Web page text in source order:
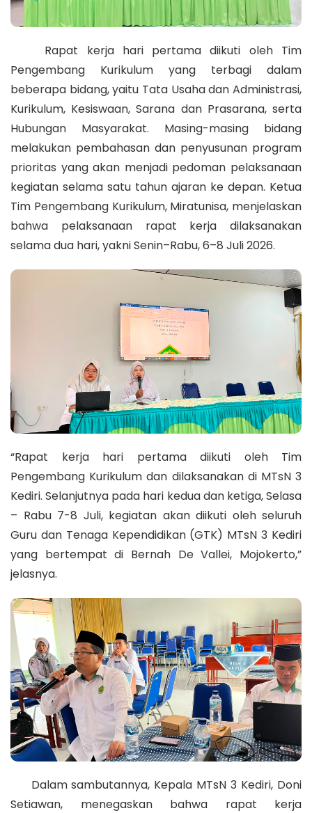
Rapat kerja hari pertama diikuti oleh Tim
Pengembang Kurikulum yang terbagi dalam
beberapa bidang, yaitu Tata Usaha dan Administrasi,
Kurikulum, Kesiswaan, Sarana dan Prasarana, serta
Hubungan Masyarakat. Masing-masing bidang
melakukan pembahasan dan penyusunan program
prioritas yang akan menjadi pedoman pelaksanaan
kegiatan selama satu tahun ajaran ke depan. Ketua
Tim Pengembang Kurikulum, Miratunisa, menjelaskan
bahwa pelaksanaan rapat kerja dilaksanakan
selama dua hari, yakni Senin–Rabu, 6–8 Juli 2026.
“Rapat kerja hari pertama diikuti oleh Tim
Pengembang Kurikulum dan dilaksanakan di MTsN 3
Kediri. Selanjutnya pada hari kedua dan ketiga, Selasa
– Rabu 7-8 Juli, kegiatan akan diikuti oleh seluruh
Guru dan Tenaga Kependidikan (GTK) MTsN 3 Kediri
yang bertempat di Bernah De Vallei, Mojokerto,”
jelasnya.
Dalam sambutannya, Kepala MTsN 3 Kediri, Doni
Setiawan, menegaskan bahwa rapat kerja